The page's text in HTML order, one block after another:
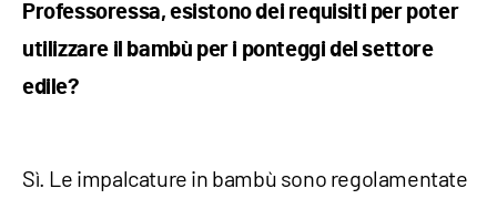
Professoressa, esistono dei requisiti per poter
utilizzare il bambù per i ponteggi del settore
edile?
Sì. Le impalcature in bambù sono regolamentate